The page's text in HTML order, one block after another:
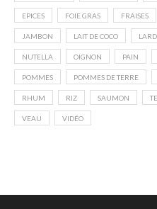
EPICES FOIE GRAS FRAISES
JAMBON LAIT DE COCO
NUTELLA OIGNON PAIN
POMMES POMMES DE TERRE
RHUM RIZ SAUMON
VEAU VIDÉO